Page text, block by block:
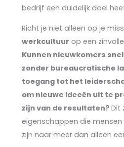
bedrijf een duidelijk doel
Richt je niet alleen op je
werkcultuur op een
Kunnen nieuwkomers
zonder bureaucratische
toegang tot het
om nieuwe ideeën uit te
zijn van de resultaten?Dit
eigenschappen die
zijn naar meer dan alleen